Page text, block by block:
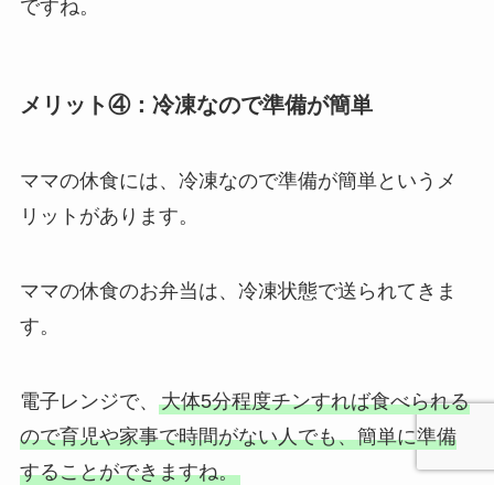
ですね。
メリット④：冷凍なので準備が簡単
ママの休食には、冷凍なので準備が簡単というメ
リットがあります。
ママの休食のお弁当は、冷凍状態で送られてきま
す。
電子レンジで、 大体5分程度チンすれば食べられる
ので育児や家事で時間がない人でも、簡単に準備
することができますね。